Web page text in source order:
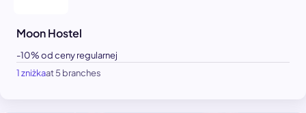
Moon Hostel
-10% od ceny regularnej
1 zniżkaat 5 branches